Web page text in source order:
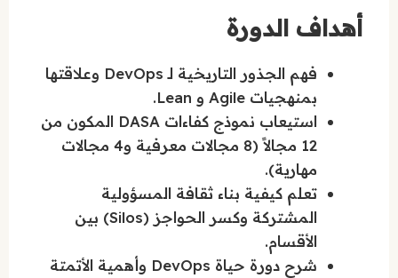
أهداف الدورة
فهم الجذور التاريخية لـ DevOps وعلاقتها
بمنهجيات Agile و Lean.
استيعاب نموذج كفاءات DASA المكون من
12 مجالاً (8 مجالات معرفية و4 مجالات
مهارية).
تعلم كيفية بناء ثقافة المسؤولية
المشتركة وكسر الحواجز (Silos) بين
الأقسام.
شرح دورة حياة DevOps وأهمية الأتمتة